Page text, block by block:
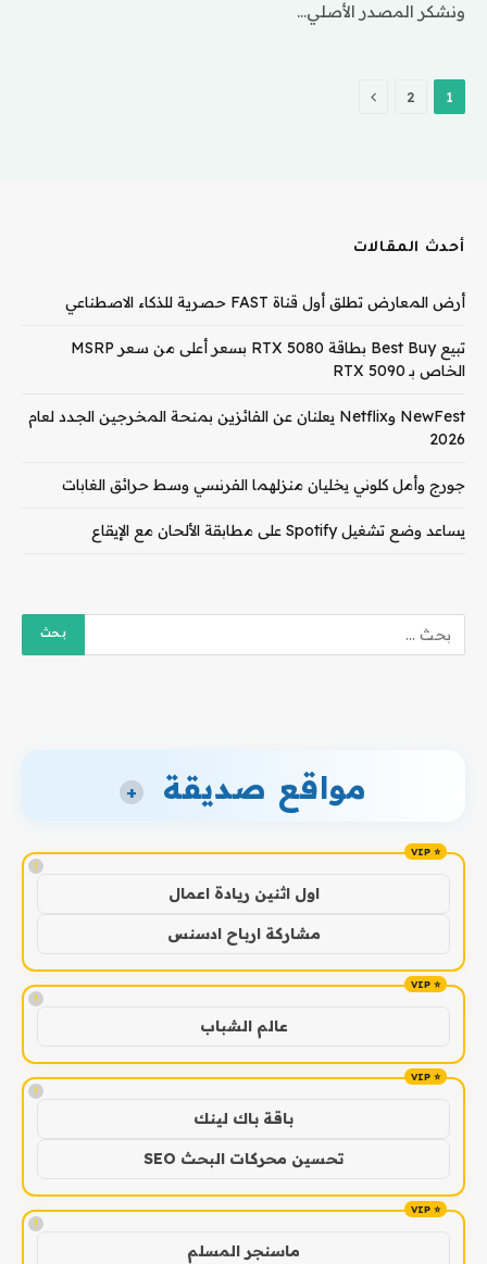
ونشكر المصدر الأصلي…
1
2 التالي
أحدث المقالات
أرض المعارض تطلق أول قناة FAST حصرية للذكاء الاصطناعي
تبيع Best Buy بطاقة RTX 5080 بسعر أعلى من سعر MSRP
الخاص بـ RTX 5090
NewFest وNetflix يعلنان عن الفائزين بمنحة المخرجين الجدد لعام
2026
جورج وأمل كلوني يخليان منزلهما الفرنسي وسط حرائق الغابات
يساعد وضع تشغيل Spotify على مطابقة الألحان مع الإيقاع
مواقع صديقة +
!
اول اثنين ريادة اعمال
مشاركة ارباح ادسنس
!
عالم الشباب
!
باقة باك لينك
تحسين محركات البحث SEO
!
ماسنجر المسلم